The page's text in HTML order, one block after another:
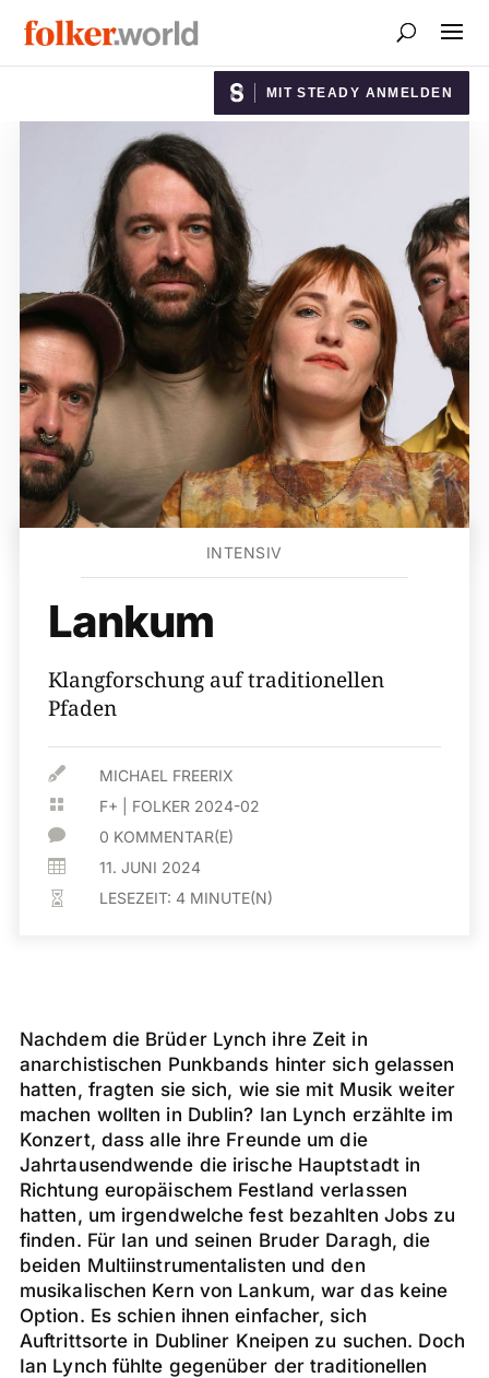
MIT STEADY ANMELDEN
INTENSIV
Lankum
Klangforschung auf traditionellen
Pfaden
 MICHAEL FREERIX
 F+ FOLKER 2024-02
 0 KOMMENTAR(E)
 11. JUNI 2024
 LESEZEIT: 4 MINUTE(N)
Nachdem die Brüder Lynch ihre Zeit in
anarchistischen Punkbands hinter sich gelassen
hatten, fragten sie sich, wie sie mit Musik weiter
machen wollten in Dublin? Ian Lynch erzählte im
Konzert, dass alle ihre Freunde um die
Jahrtausendwende die irische Hauptstadt in
Richtung europäischem Festland verlassen
hatten, um irgendwelche fest bezahlten Jobs zu
finden. Für Ian und seinen Bruder Daragh, die
beiden Multiinstrumentalisten und den
musikalischen Kern von Lankum, war das keine
Option. Es schien ihnen einfacher, sich
Auftrittsorte in Dubliner Kneipen zu suchen. Doch
Ian Lynch fühlte gegenüber der traditionellen